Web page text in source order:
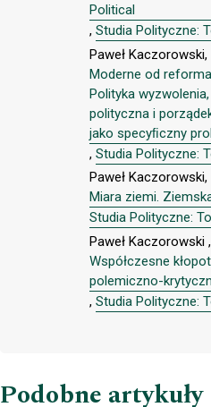
Political
, Studia Polityczne:
Paweł Kaczorowski,
Moderne od
Polityka
polityczna i
jako specyﬁczny
, Studia Polityczne:
Paweł Kaczorowski,
Miara ziemi.
Studia Polityczne:
Paweł Kaczorowski ,
Współczesne
polemiczno-
, Studia Polityczne:
Podobne artykuły